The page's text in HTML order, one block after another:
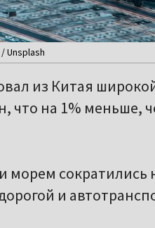
Unsplash
из Китая
что на 1% меньше,
морем сократились
и